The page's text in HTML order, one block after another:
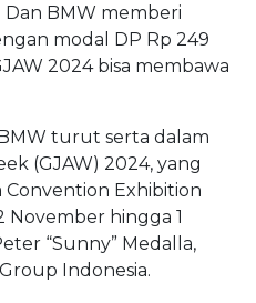
Dan BMW memberi
modal DP Rp 249
2024 bisa membawa
turut serta dalam
(GJAW) 2024, yang
Exhibition
November hingga 1
“Sunny” Medalla,
Indonesia.